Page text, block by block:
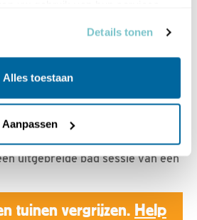
Details tonen
Alles toestaan
Aanpassen
dit filmpje |
uitgebreide bad sessie van een
tuinen vergrijzen. Help